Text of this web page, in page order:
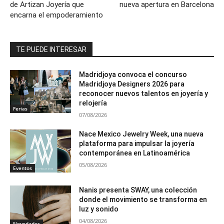
de Artizan Joyería que
encarna el empoderamiento
nueva apertura en Barcelona
TE PUEDE INTERESAR
Ferias
Madridjoya convoca el concurso
Madridjoya Designers 2026 para
reconocer nuevos talentos en joyería y
relojería
07/08/2026
Eventos
Nace Mexico Jewelry Week, una nueva
plataforma para impulsar la joyería
contemporánea en Latinoamérica
05/08/2026
Nanis presenta SWAY, una colección
donde el movimiento se transforma en
luz y sonido
04/08/2026